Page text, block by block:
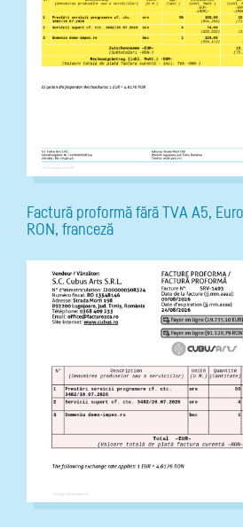
Factură proformă fără TVA A5,
RON, franceză